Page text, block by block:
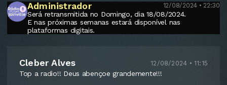
Administrador 12/08/2024 • 22:30
Será retransmitida no Domingo, dia 18/08/2024.
E nas próximas semanas estará disponível nas
plataformas digitais.
Cleber Alves 12/08/2024 • 11:15
Top a radio!! Deus abençoe grandemente!!!